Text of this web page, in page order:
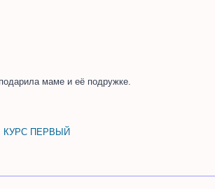
маме и её подружке.
КУРС ПЕРВЫЙ